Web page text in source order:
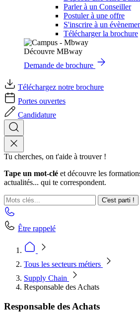
Parler à un Conseiller
Postuler à une offre
S'inscrire à un
Télécharger la brochure
Découvre MBway
Demande de brochure
Téléchargez notre brochure
Portes ouvertes
Candidature
Tu cherches, on t'aide à trouver !
Tape un mot-clé et découvre les
actualités... qui te correspondent.
C'est parti !
Être rappelé
Tous les secteurs métiers
Supply Chain
Responsable des Achats
Responsable des Achats